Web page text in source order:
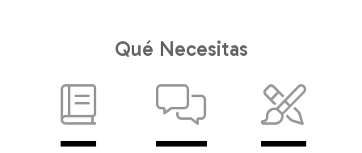
Qué Necesitas